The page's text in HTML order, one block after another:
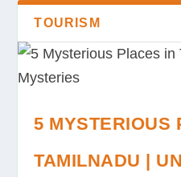
TOURISM
5 MYSTERIOUS
TAMILNADU |